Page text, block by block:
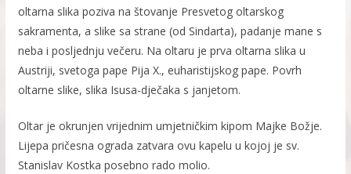
oltarna slika poziva na štovanje Presvetog oltarskog
sakramenta, a slike sa strane (od Sindarta), padanje mane s
neba i posljednju večeru. Na oltaru je prva oltarna slika u
Austriji, svetoga pape Pija X., euharistijskog pape. Povrh
oltarne slike, slika Isusa-dječaka s janjetom.
Oltar je okrunjen vrijednim umjetničkim kipom Majke Božje.
Lijepa pričesna ograda zatvara ovu kapelu u kojoj je sv.
Stanislav Kostka posebno rado molio.